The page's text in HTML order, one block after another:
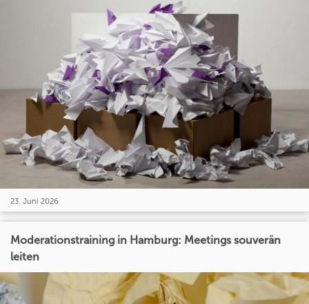
23. Juni 2026
Moderationstraining in Hamburg: Meetings souverän
leiten